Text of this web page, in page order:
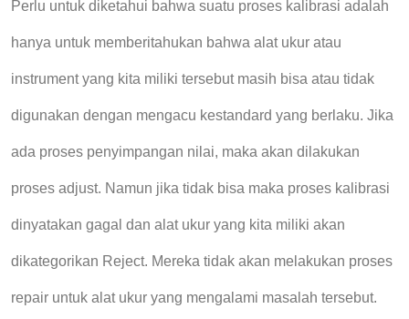
Perlu untuk diketahui bahwa suatu proses kalibrasi adalah
hanya untuk memberitahukan bahwa alat ukur atau
instrument yang kita miliki tersebut masih bisa atau tidak
digunakan dengan mengacu kestandard yang berlaku. Jika
ada proses penyimpangan nilai, maka akan dilakukan
proses adjust. Namun jika tidak bisa maka proses kalibrasi
dinyatakan gagal dan alat ukur yang kita miliki akan
dikategorikan Reject. Mereka tidak akan melakukan proses
repair untuk alat ukur yang mengalami masalah tersebut.